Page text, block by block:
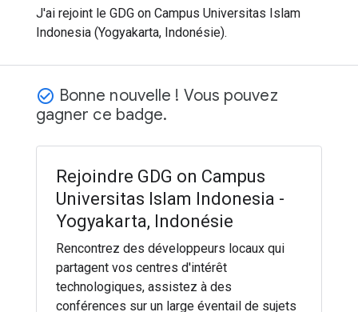
J'ai rejoint le GDG on Campus Universitas Islam
Indonesia (Yogyakarta, Indonésie).
check_circle_outline Bonne nouvelle ! Vous pouvez
gagner ce badge.
Rejoindre GDG on Campus
Universitas Islam Indonesia -
Yogyakarta, Indonésie
Rencontrez des développeurs locaux qui
partagent vos centres d'intérêt
technologiques, assistez à des
conférences sur un large éventail de sujets